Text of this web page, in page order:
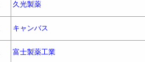
久光製薬
キャンバス
富士製薬工業